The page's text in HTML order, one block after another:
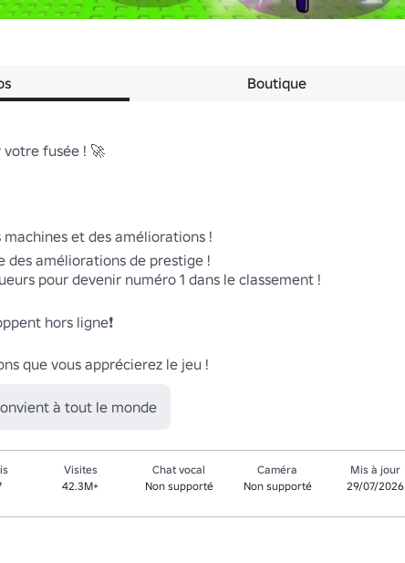
Boutique
votre fusée ! 🚀
et des améliorations !
des améliorations de prestige !
pour devenir numéro 1 dans le classement !
hors ligne❗
que vous apprécierez le jeu !
à tout le monde
Visites
42.3M+
Chat vocal
Non supporté
Caméra
Non supporté
Mis à jour
29/07/2026